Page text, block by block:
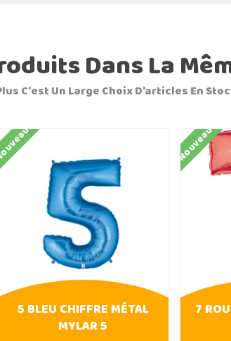
Dans La
C'est Un Large Choix D'articles En
5 BLEU CHIFFRE MÉTAL
MYLAR 5
Nouveau
7